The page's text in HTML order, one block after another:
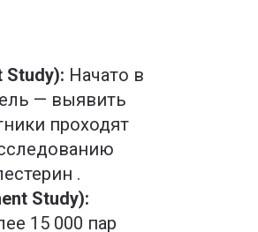
Study): Начато в
— выявить
проходят
.
Study):
15 000 пар